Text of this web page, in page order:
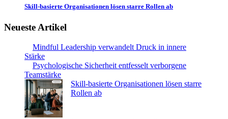
Skill-basierte Organisationen lösen starre Rollen ab
Neueste Artikel
Mindful Leadership verwandelt Druck in innere
Stärke
Psychologische Sicherheit entfesselt verborgene
Teamstärke
Skill-basierte Organisationen lösen starre
Rollen ab